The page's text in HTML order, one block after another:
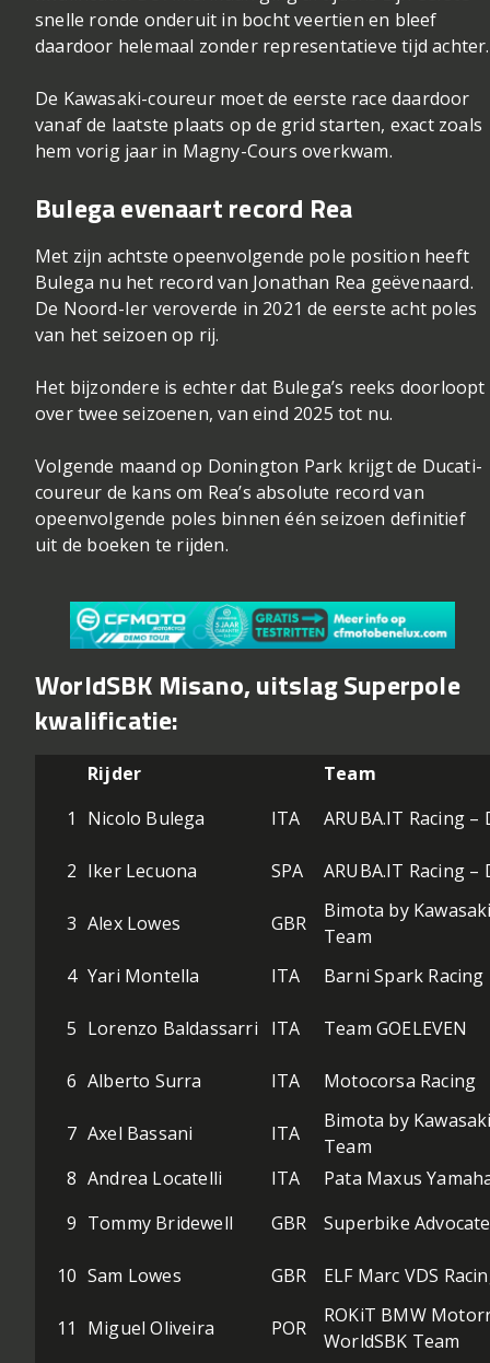
snelle ronde onderuit in bocht veertien en bleef
daardoor helemaal zonder representatieve tijd achter.
De Kawasaki-coureur moet de eerste race daardoor
vanaf de laatste plaats op de grid starten, exact zoals
hem vorig jaar in Magny-Cours overkwam.
Bulega evenaart record Rea
Met zijn achtste opeenvolgende pole position heeft
Bulega nu het record van Jonathan Rea geëvenaard.
De Noord-Ier veroverde in 2021 de eerste acht poles
van het seizoen op rij.
Het bijzondere is echter dat Bulega’s reeks doorloopt
over twee seizoenen, van eind 2025 tot nu.
Volgende maand op Donington Park krijgt de Ducati-
coureur de kans om Rea’s absolute record van
opeenvolgende poles binnen één seizoen definitief
uit de boeken te rijden.
WorldSBK Misano, uitslag Superpole
kwalificatie:
Rijder
Team
1
Nicolo Bulega ITA ARUBA.IT Racing –
2 Iker Lecuona SPA ARUBA.IT Racing –
3 Alex Lowes GBR
Bimota by
Team
4 Yari Montella ITA Barni Spark Racing
5 Lorenzo Baldassarri ITA Team GOELEVEN
6 Alberto Surra ITA Motocorsa Racing
7 Axel Bassani ITA
Bimota by
Team
8 Andrea Locatelli ITA
Pata Maxus
9 Tommy Bridewell GBR Superbike
10 Sam Lowes GBR ELF Marc VDS
11 Miguel Oliveira POR
ROKiT BMW
WorldSBK Team